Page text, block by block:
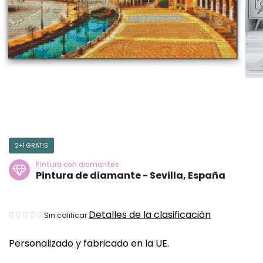
Personalizado y fabricado en la UE.
2+1 GRATIS
Pintura con diamantes
Pintura de diamante - Sevilla, España
La
media
Sin calificar Detalles de la clasificación